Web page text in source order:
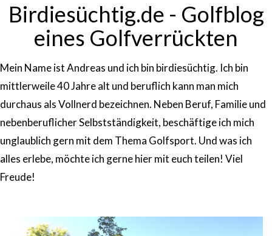
Birdiesüchtig.de - Golfblog
eines Golfverrückten
Mein Name ist Andreas und ich bin birdiesüchtig. Ich bin
mittlerweile 40 Jahre alt und beruflich kann man mich
durchaus als Vollnerd bezeichnen. Neben Beruf, Familie und
nebenberuflicher Selbstständigkeit, beschäftige ich mich
unglaublich gern mit dem Thema Golfsport. Und was ich
alles erlebe, möchte ich gerne hier mit euch teilen! Viel
Freude!